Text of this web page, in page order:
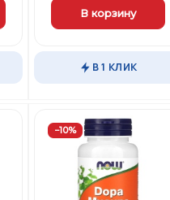
В корзину
В 1 КЛИК
−10%
Добавить
Вишлист